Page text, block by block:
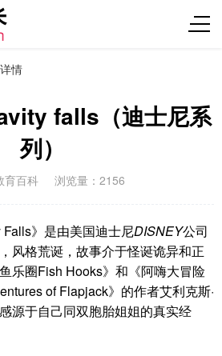
详情
falls（迪士尼系
列）
育百科 浏览量：2156
Falls》是由美国迪士尼DISNEY公司
风格荒诞，故事介于怪诞诡异和正
乐圈Fish Hooks》和《阿嗨大冒险
of Flapjack》的作者艾利克斯·
源于自己同双胞胎姐姐的真实经